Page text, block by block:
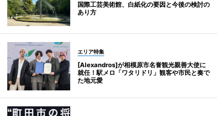
国際工芸美術館、白紙化の要因と今後の検討の
あり方
エリア特集
[Alexandros]が相模原市名誉観光親善大使に
就任！駅メロ「ワタリドリ」観客や市民と奏で
た地元愛